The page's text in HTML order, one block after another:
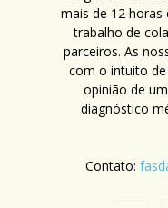
mais de 12 horas
trabalho de
parceiros. As
com o intuito
opinião de
diagnóstico
Contato: